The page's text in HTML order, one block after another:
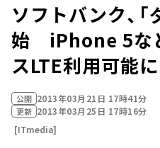
ソフトバンク、「
始 iPhone 5な
スLTE利用可能に
公開 2013年03月21日 17時41分
更新 2013年03月25日 17時16分
[ITmedia]